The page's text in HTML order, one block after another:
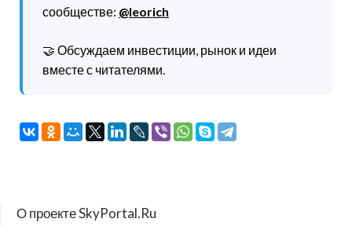
сообществе: @leorich
🤝 Обсуждаем инвестиции, рынок и идеи
вместе с читателями.
О проекте SkyPortal.Ru